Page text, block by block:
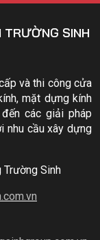
TRƯỜNG SINH
và thi công cửa
mặt dựng kính
các giải pháp
nhu cầu xây dựng
Sinh